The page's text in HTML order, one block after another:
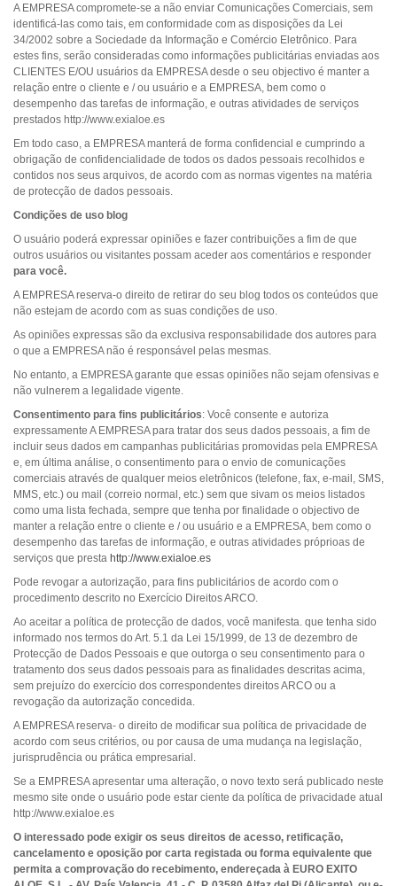
A EMPRESA compromete-se a não enviar Comunicações Comerciais, sem
identificá-las como tais, em conformidade com as disposições da Lei
34/2002 sobre a Sociedade da Informação e Comércio Eletrônico. Para
estes fins, serão consideradas como informações publicitárias enviadas aos
CLIENTES E/OU usuários da EMPRESA desde o seu objectivo é manter a
relação entre o cliente e / ou usuário e a EMPRESA, bem como o
desempenho das tarefas de informação, e outras atividades de serviços
prestados http://www.exialoe.es
Em todo caso, a EMPRESA manterá de forma confidencial e cumprindo a
obrigação de confidencialidade de todos os dados pessoais recolhidos e
contidos nos seus arquivos, de acordo com as normas vigentes na matéria
de protecção de dados pessoais.
Condições de uso blog
O usuário poderá expressar opiniões e fazer contribuições a fim de que
outros usuários ou visitantes possam aceder aos comentários e responder
para você.
A EMPRESA reserva-o direito de retirar do seu blog todos os conteúdos que
não estejam de acordo com as suas condições de uso.
As opiniões expressas são da exclusiva responsabilidade dos autores para
o que a EMPRESA não é responsável pelas mesmas.
No entanto, a EMPRESA garante que essas opiniões não sejam ofensivas e
não vulnerem a legalidade vigente.
Consentimento para fins publicitários: Você consente e autoriza
expressamente A EMPRESA para tratar dos seus dados pessoais, a fim de
incluir seus dados em campanhas publicitárias promovidas pela EMPRESA
e, em última análise, o consentimento para o envio de comunicações
comerciais através de qualquer meios eletrônicos (telefone, fax, e-mail, SMS,
MMS, etc.) ou mail (correio normal, etc.) sem que sivam os meios listados
como uma lista fechada, sempre que tenha por finalidade o objectivo de
manter a relação entre o cliente e / ou usuário e a EMPRESA, bem como o
desempenho das tarefas de informação, e outras atividades próprioas de
serviços que presta http://www.exialoe.es
Pode revogar a autorização, para fins publicitários de acordo com o
procedimento descrito no Exercício Direitos ARCO.
Ao aceitar a política de protecção de dados, você manifesta. que tenha sido
informado nos termos do Art. 5.1 da Lei 15/1999, de 13 de dezembro de
Protecção de Dados Pessoais e que outorga o seu consentimento para o
tratamento dos seus dados pessoais para as finalidades descritas acima,
sem prejuízo do exercício dos correspondentes direitos ARCO ou a
revogação da autorização concedida.
A EMPRESA reserva- o direito de modificar sua política de privacidade de
acordo com seus critérios, ou por causa de uma mudança na legislação,
jurisprudência ou prática empresarial.
Se a EMPRESA apresentar uma alteração, o novo texto será publicado neste
mesmo site onde o usuário pode estar ciente da política de privacidade atual
http://www.exialoe.es
O interessado pode exigir os seus direitos de acesso, retificação,
cancelamento e oposição por carta registada ou forma equivalente que
permita a comprovação do recebimento, endereçada à EURO EXITO